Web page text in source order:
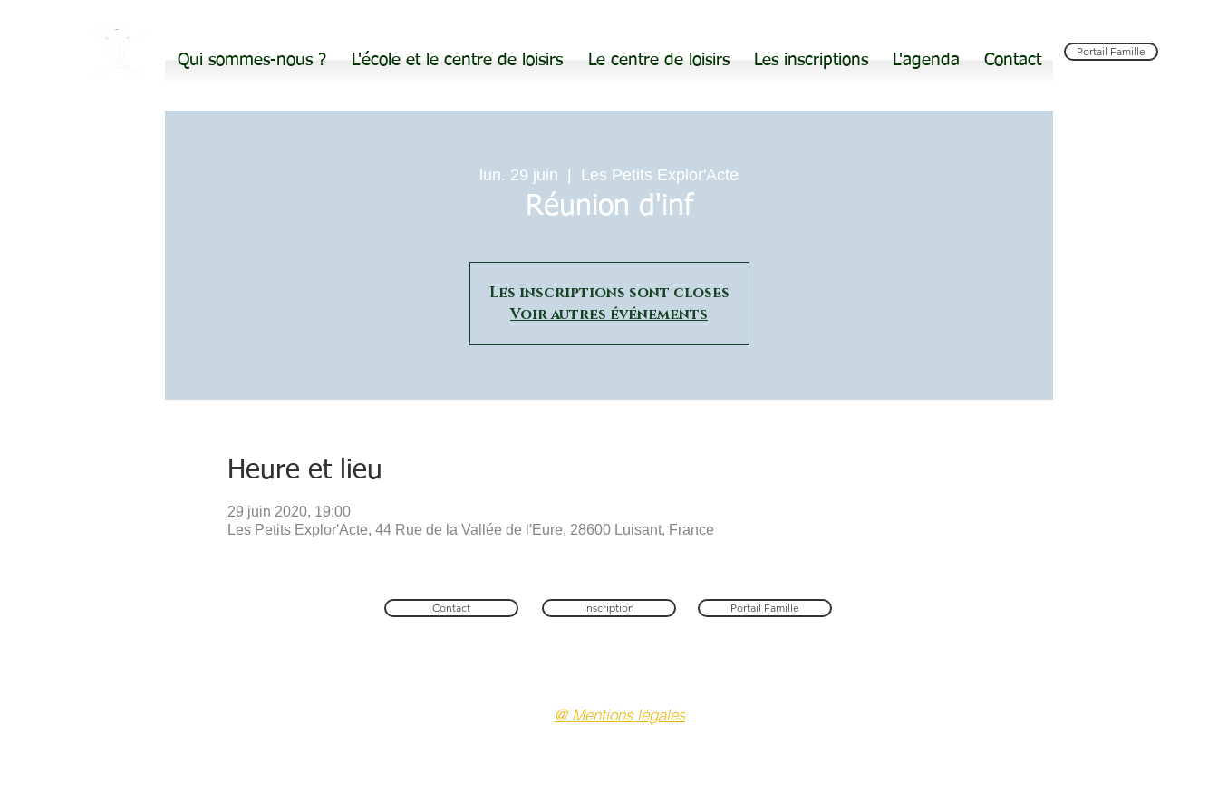
Qui sommes-nous ? L'école et le centre de loisirs Le centre de loisirs Les inscriptions L'agenda Contact
Portail Famille
lun. 29 juin Les Petits Explor'Acte
Réunion d'inf
Les inscriptions sont closes
Voir autres événements
Heure et lieu
29 juin 2020, 19:00
Les Petits Explor'Acte, 44 Rue de la Vallée de l'Eure, 28600 Luisant, France
Contact Inscription Portail Famille
@ Mentions légales